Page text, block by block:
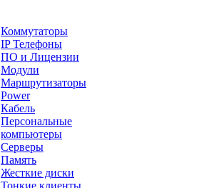
Коммутаторы
IP Телефоны
ПО и Лицензии
Модули
Маршрутизаторы
Power
Кабель
Персональные
компьютеры
Серверы
Память
Жесткие диски